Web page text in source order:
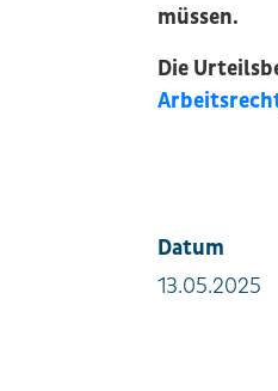
müssen.
Die
Datum
13.05.2025